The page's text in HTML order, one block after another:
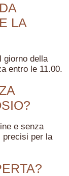
LA
giorno della
entro le 11.00.
e senza
precisi per la